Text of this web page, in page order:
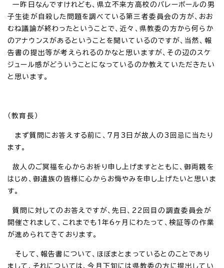
一昨日なんですけれども、県立不来方高校のバレーボールの男
子生徒が自殺した問題を調べている第三者委員会の方が、おお
むね議論が終わったということで、近々、県教委の方から何らか
のアナウンスがあるということを聞いているのですが、当然、報
告書の提出等が考えられるのかなと思いますが、その辺のスケ
ジュール感がどういうことになっているのか教えていただきたい
と思います。
（教育長）
まず質問にお答えする前に、7月3日が故人の3回忌に当たり
ます。
故人のご冥福を心からお祈り申し上げますとともに、御両親を
はじめ、御遺族の皆様に心からお悔やみを申し上げたいと思いま
す。
質問に対してのお答えですが、先日、22回目の調査委員会が
開催されまして、これまでも1年6ヶ月にわたって、検証等の作業
が進められてきております。
そして、報告書について、ほぼまとまっているとのことであり
まして、それについては、今月下旬には県教委の方に提出してい